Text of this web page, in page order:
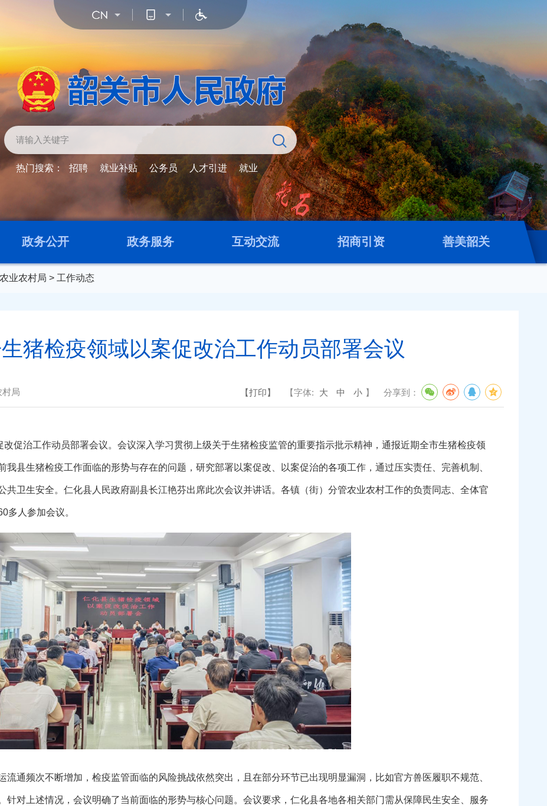
热门搜索： 招聘 就业补贴 公务员 人才引进 就业
政务公开 政务服务 互动交流 招商引资 善美韶关
业农村局 > 工作动态
猪检疫领域以案促改治工作动员部署会议
村局 【打印】 【字体: 大 中 小 】 分享到：
治工作动员部署会议。会议深入学习贯彻上级关于生猪检疫监管的重要指示批示精神，通报近期全市生猪检疫领
县生猪检疫工作面临的形势与存在的问题，研究部署以案促改、以案促治的各项工作，通过压实责任、完善机制、
共卫生安全。仁化县人民政府副县长江艳芬出席此次会议并讲话。各镇（街）分管农业农村工作的负责同志、全体官
多人参加会议。
频次不断增加，检疫监管面临的风险挑战依然突出，且在部分环节已出现明显漏洞，比如官方兽医履职不规范、
针对上述情况，会议明确了当前面临的形势与核心问题。会议要求，仁化县各地各相关部门需从保障民生安全、服务